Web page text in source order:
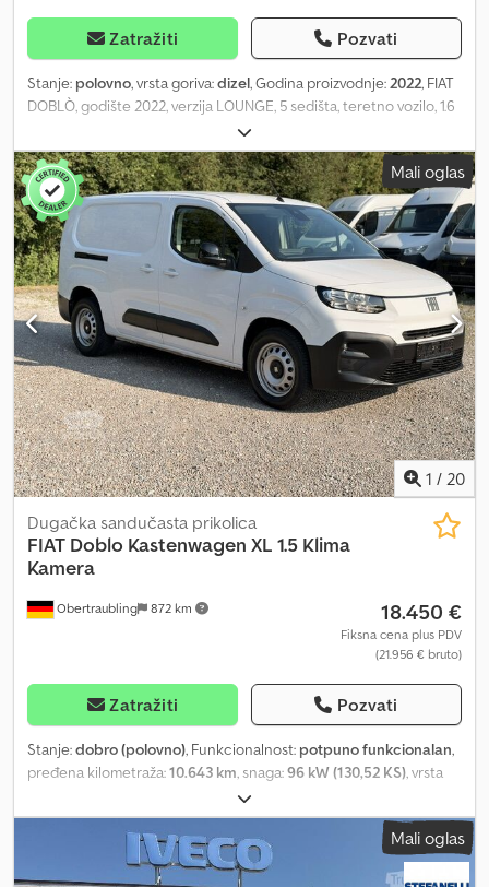
Zatražiti Pozvati
Stanje: polovno, vrsta goriva:dizel, Godina proizvodnje: 2022, FIAT
DOBLÒ, godište 2022, verzija LOUNGE, 5 sedišta, teretno vozilo, 1.6
MJT, 105 KS, prešao 108.000 km, klima uređaj, stereo sistem sa
ekranom osetljivim na dodir, Carplay, senzori za parkiranje,
maglenke. Vozilo je redovno servisirano, urađena zamena
distribucije. Garancija 1 godinu. Jedan vlasnik. Mogućnost
finansiranja ili lizinga na licu mesta. Dcjdpfx Aozrmc Tjqiek
Mali oglas
1 / 20
Obertraubling 872 km
Dugačka sandučasta prikolica
FIAT Doblo Kastenwagen XL 1.5 Klima
Kamera
18.450 €
Fiksna cena plus PDV
(21.956 € bruto)
Zatražiti Pozvati
Stanje:dobro (polovno), Funkcionalnost: potpuno funkcionalan,
pređena kilometraža:10.643 km, snaga:96 kW (130,52 KS), vrsta
mehanički
prazna masa vozila:1.560 kg, maksimalna nosivost:840 kg, prva
03/2025, sledeća inspekcija (TÜV): 07/2028 , dužina
tovarnog prostora:1.800 mm, širina utovarnog prostora: 1.300 mm,
Mali oglas